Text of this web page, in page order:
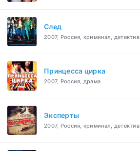
След
2007, Россия, криминал, детектив
Принцесса цирка
2007, Россия, драма
Эксперты
2007, Россия, криминал, детектив